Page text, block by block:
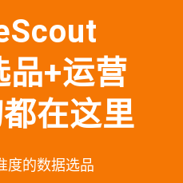
品+运营
在这里
度的数据选品